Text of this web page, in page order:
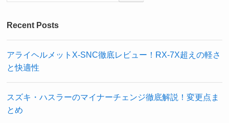
Recent Posts
アライヘルメットX-SNC徹底レビュー！RX-7X超えの軽さ
と快適性
スズキ・ハスラーのマイナーチェンジ徹底解説！変更点ま
とめ